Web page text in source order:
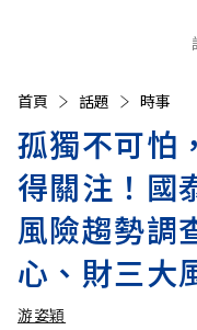
首頁 話題 時事
孤獨不可怕
得關注！國
風險趨勢調
心、財三大
游姿穎